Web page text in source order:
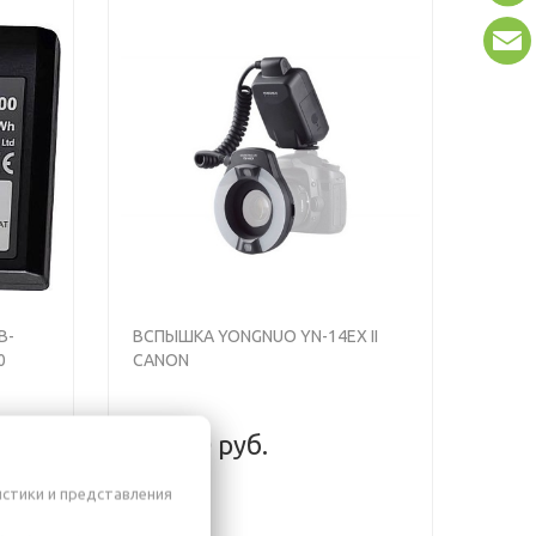
ВСПЫШКА YONGNUO YN-14EX II
CANON
579,90 руб.
и представления